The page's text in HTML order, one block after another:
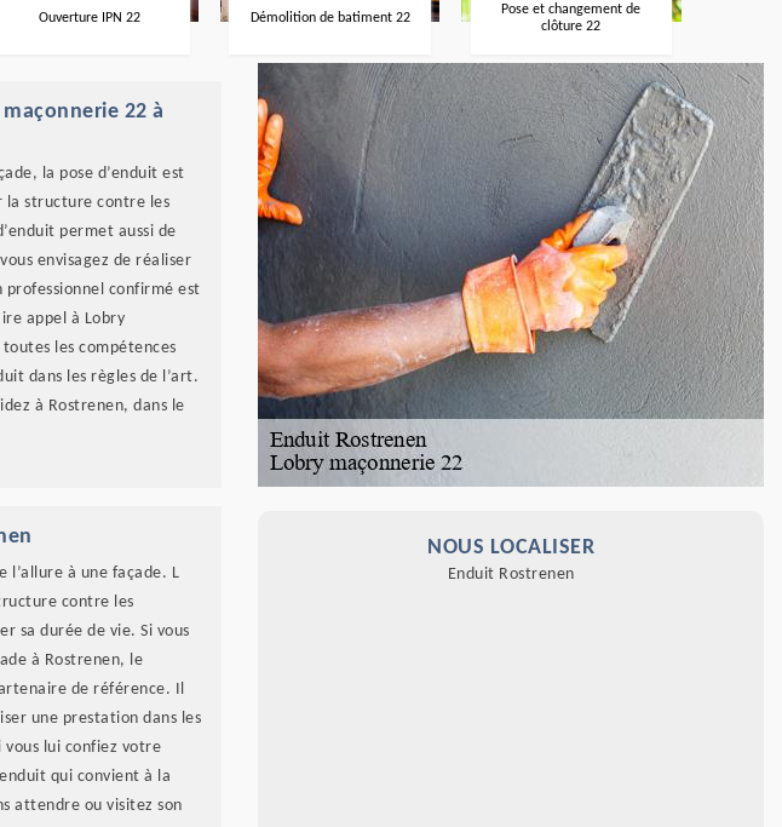
Ouverture IPN 22 Démolition de batiment 22
Pose et changement de
clôture 22
22 à
la pose d’enduit est
la structure contre les
permet aussi de
envisagez de réaliser
professionnel confirmé est
appel à Lobry
les compétences
dans les règles de l’art.
à Rostrenen, dans le
l’allure à une façade. L
contre les
sa durée de vie. Si vous
à Rostrenen, le
de référence. Il
une prestation dans les
vous lui confiez votre
qui convient à la
attendre ou visitez son
NOUS LOCALISER
Enduit Rostrenen